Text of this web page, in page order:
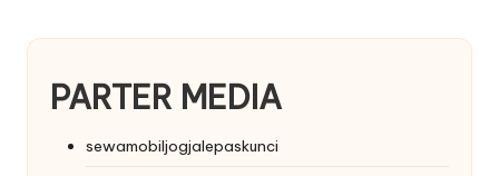
PARTER MEDIA
sewamobiljogjalepaskunci